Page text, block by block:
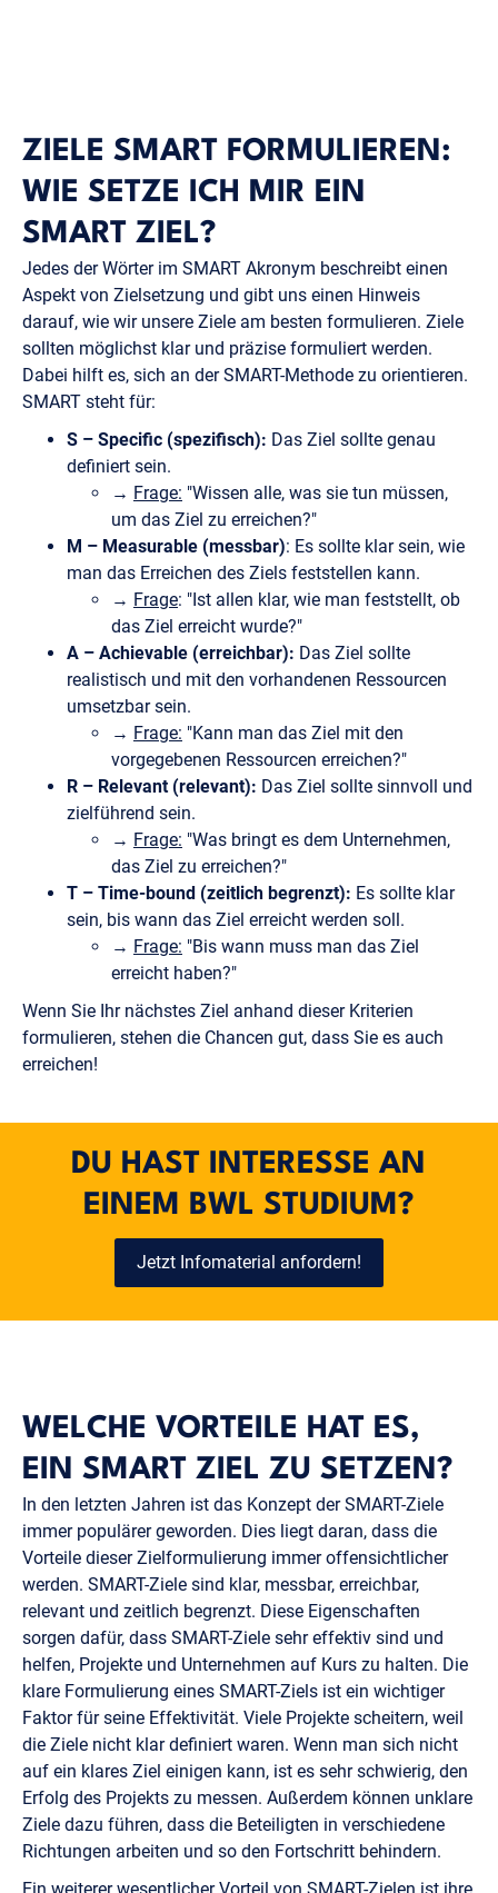
ZIELE SMART FORMULIEREN:
WIE SETZE ICH MIR EIN
SMART ZIEL?
Jedes der Wörter im SMART Akronym beschreibt einen
Aspekt von Zielsetzung und gibt uns einen Hinweis
darauf, wie wir unsere Ziele am besten formulieren. Ziele
sollten möglichst klar und präzise formuliert werden.
Dabei hilft es, sich an der SMART-Methode zu orientieren.
SMART steht für:
S – Specific (spezifisch): Das Ziel sollte genau
definiert sein.
→ Frage: "Wissen alle, was sie tun müssen,
um das Ziel zu erreichen?"
M – Measurable (messbar): Es sollte klar sein, wie
man das Erreichen des Ziels feststellen kann.
→ Frage: "Ist allen klar, wie man feststellt, ob
das Ziel erreicht wurde?"
A – Achievable (erreichbar): Das Ziel sollte
realistisch und mit den vorhandenen Ressourcen
umsetzbar sein.
→ Frage: "Kann man das Ziel mit den
vorgegebenen Ressourcen erreichen?"
R – Relevant (relevant): Das Ziel sollte sinnvoll und
zielführend sein.
→ Frage: "Was bringt es dem Unternehmen,
das Ziel zu erreichen?"
T – Time-bound (zeitlich begrenzt): Es sollte klar
sein, bis wann das Ziel erreicht werden soll.
→ Frage: "Bis wann muss man das Ziel
erreicht haben?"
Wenn Sie Ihr nächstes Ziel anhand dieser Kriterien
formulieren, stehen die Chancen gut, dass Sie es auch
erreichen!
DU HAST INTERESSE AN
EINEM BWL STUDIUM?
Jetzt Infomaterial anfordern!
WELCHE VORTEILE HAT ES,
EIN SMART ZIEL ZU SETZEN?
In den letzten Jahren ist das Konzept der SMART-Ziele
immer populärer geworden. Dies liegt daran, dass die
Vorteile dieser Zielformulierung immer offensichtlicher
werden. SMART-Ziele sind klar, messbar, erreichbar,
relevant und zeitlich begrenzt. Diese Eigenschaften
sorgen dafür, dass SMART-Ziele sehr effektiv sind und
helfen, Projekte und Unternehmen auf Kurs zu halten. Die
klare Formulierung eines SMART-Ziels ist ein wichtiger
Faktor für seine Effektivität. Viele Projekte scheitern, weil
die Ziele nicht klar definiert waren. Wenn man sich nicht
auf ein klares Ziel einigen kann, ist es sehr schwierig, den
Erfolg des Projekts zu messen. Außerdem können unklare
Ziele dazu führen, dass die Beteiligten in verschiedene
Richtungen arbeiten und so den Fortschritt behindern.
Ein weiterer wesentlicher Vorteil von SMART-Zielen ist ihre